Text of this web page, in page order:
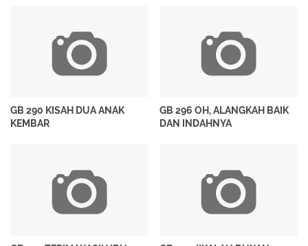
GB 290 KISAH DUA ANAK
KEMBAR
GB 296 OH, ALANGKAH BAIK
DAN INDAHNYA